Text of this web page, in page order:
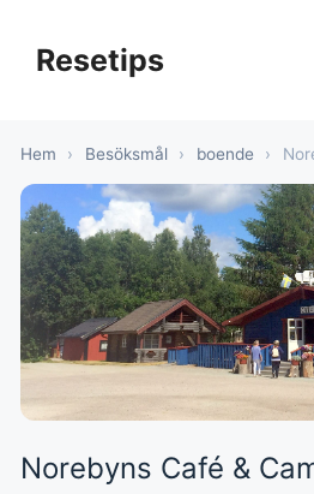
innehållResetips
Hem › Besöksmål › boende ›
Norebyns Café &